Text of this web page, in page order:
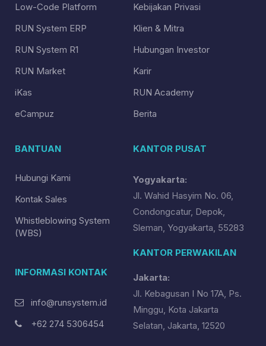
Low-Code Platform
RUN System ERP
RUN System R1
RUN Market
iKas
eCampuz
Kebijakan Privasi
Klien & Mitra
Hubungan Investor
Karir
RUN Academy
Berita
BANTUAN
Hubungi Kami
Kontak Sales
Whistleblowing System
(WBS)
INFORMASI KONTAK
info@runsystem.id
+62 274 5306454
KANTOR PUSAT
Yogyakarta:
Jl. Wahid Hasyim No. 06,
Condongcatur, Depok,
Sleman, Yogyakarta, 55283
KANTOR PERWAKILAN
Jakarta:
Jl. Kebagusan I No 17A, Ps.
Minggu, Kota Jakarta
Selatan, Jakarta, 12520